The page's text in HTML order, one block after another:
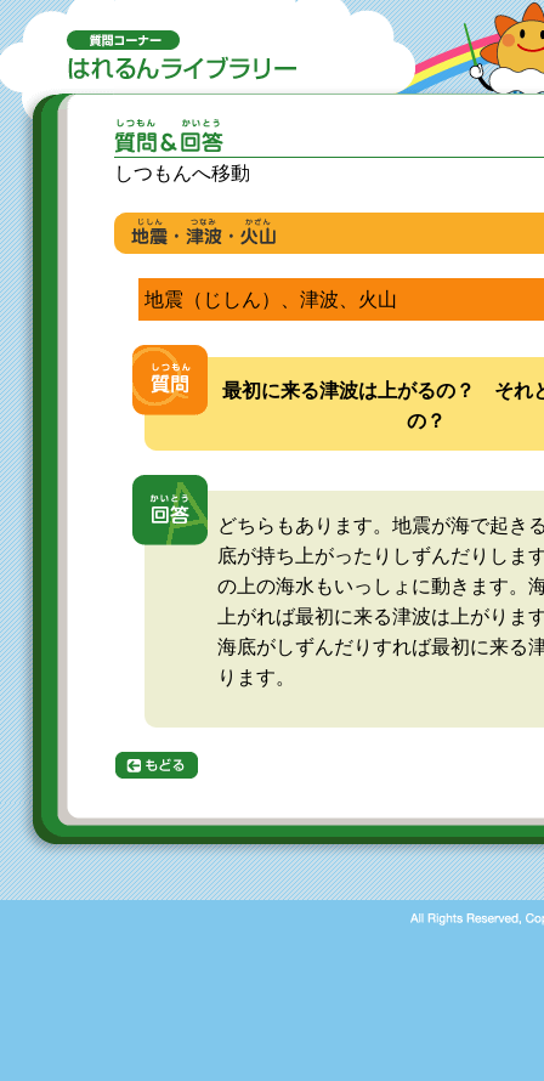
しつもんへ移動
地震（じしん）、津波、火山
最初に来る津波は上がるの？ それ
の？
どちらもあります。地震が海で起き
底が持ち上がったりしずんだりしま
の上の海水もいっしょに動きます。
上がれば最初に来る津波は上がりま
海底がしずんだりすれば最初に来る
ります。